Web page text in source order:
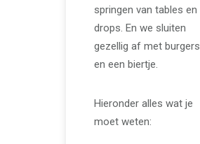
springen van tables en
drops. En we sluiten
gezellig af met burgers
en een biertje.
Hieronder alles wat je
moet weten: